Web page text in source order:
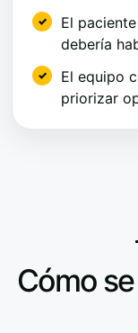
El
debería
El equipo
priorizar
Cómo